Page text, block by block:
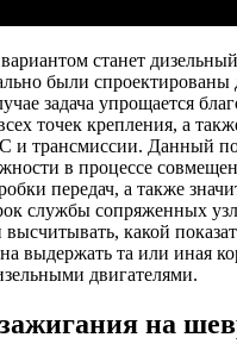
станет
были спроектированы
задача упрощается
точек крепления, а
и трансмиссии. Данный
в процессе
передач, а также
службы сопряженных
какой
выдержать та или иная
двигателями.
на